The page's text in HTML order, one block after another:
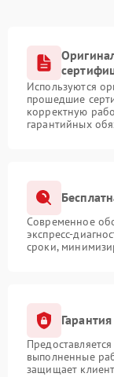
Используются
прошедшие
корректную
гарантийных
Современное
экспресс-
сроки,
выполненные
защищает